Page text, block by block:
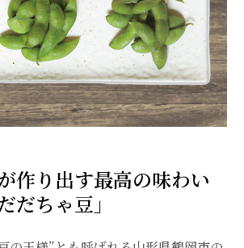
作り出す最高の味わい
だちゃ豆」